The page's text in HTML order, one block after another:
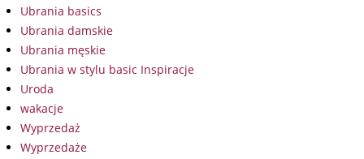
Ubrania basics
Ubrania damskie
Ubrania męskie
Ubrania w stylu basic Inspiracje
Uroda
wakacje
Wyprzedaż
Wyprzedaże